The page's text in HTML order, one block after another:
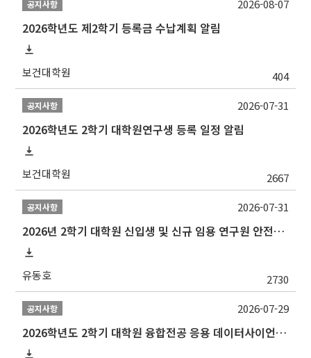
공지사항
2026학년도 제2학기 등록금 수납계획 알림
보건대학원 404
2026-08-07
공지사항
2026학년도 2학기 대학원연구생 등록 일정 알림
보건대학원 2667
2026-07-31
공지사항
2026년 2학기 대학원 신입생 및 신규 임용 연구원 안전환경교육(신규교육) 실시 안내
유동호 2730
2026-07-31
공지사항
2026학년도 2학기 대학원 융합전공 응용 데이터사이언스 선발 계획 알림
2026-07-29